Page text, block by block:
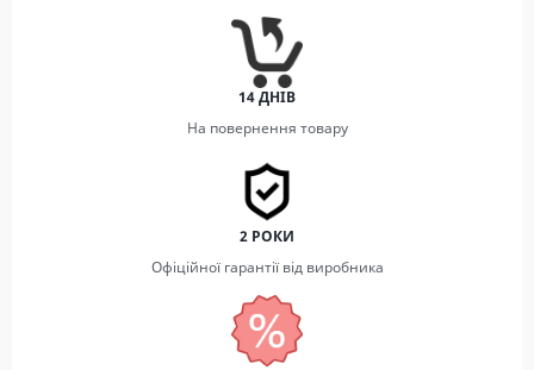
14 ДНІВ
На повернення товару
2 РОКИ
Офіційної гарантії від виробника